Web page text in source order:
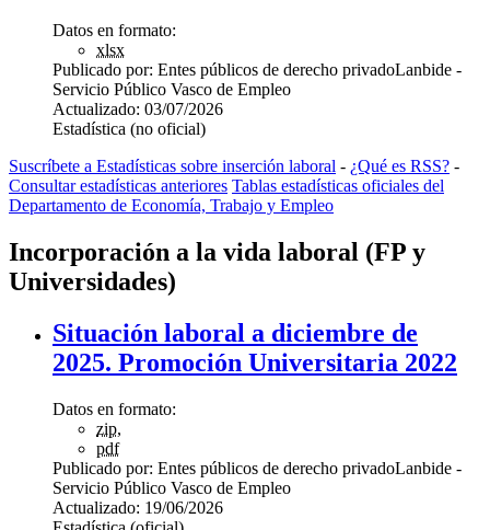
Datos en formato:
xlsx
Publicado por: Entes públicos de derecho privadoLanbide -
Servicio Público Vasco de Empleo
Actualizado: 03/07/2026
Estadística (no oficial)
Suscríbete a Estadísticas sobre inserción laboral - ¿Qué es RSS? -
Consultar estadísticas anteriores Tablas estadísticas oficiales del
Departamento de Economía, Trabajo y Empleo
Incorporación a la vida laboral (FP y
Universidades)
Situación laboral a diciembre de
2025. Promoción Universitaria 2022
Datos en formato:
zip,
pdf
Publicado por: Entes públicos de derecho privadoLanbide -
Servicio Público Vasco de Empleo
Actualizado: 19/06/2026